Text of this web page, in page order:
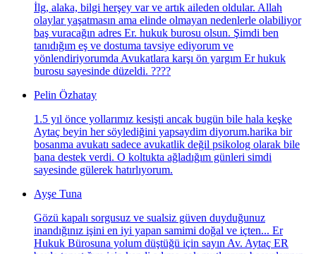
İlg, alaka, bilgi herşey var ve artık aileden oldular. Allah
olaylar yaşatmasın ama elinde olmayan nedenlerle olabiliyor
baş vuracağın adres Er. hukuk burosu olsun. Şimdi ben
tanıdığım eş ve dostuma tavsiye ediyorum ve
yönlendiriyorumda Avukatlara karşı ön yargım Er hukuk
burosu sayesinde düzeldi. ????
Pelin Özhatay
1.5 yıl önce yollarımız kesişti ancak bugün bile hala keşke
Aytaç beyin her söylediğini yapsaydim diyorum.harika bir
bosanma avukatı sadece avukatlik değil psikolog olarak bile
bana destek verdi. O koltukta ağladığım günleri simdi
sayesinde gülerek hatırlıyorum.
Ayşe Tuna
Gözü kapalı sorgusuz ve sualsiz güven duyduğunuz
inandığınız işini en iyi yapan samimi doğal ve içten... Er
Hukuk Bürosuna yolum düştüğü için sayın Av. Aytaç ER